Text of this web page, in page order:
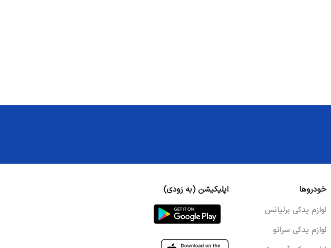
خودروها
لوازم یدکی برلیانس
لوازم یدکی سراتو
اپلیکیشن (به زودی)